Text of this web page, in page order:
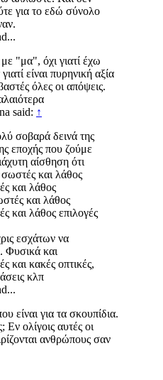
για το εδώ σύνολο
"μα", όχι γιατί έχω
είναι πυρηνική αξία
όλες οι απόψεις.
said: ↑
σοβαρά δεινά της
εποχής που ζούμε
αίσθηση ότι
και λάθος
και λάθος
και λάθος
και λάθος επιλογές
εσχάτων να
και
και κακές οπτικές,
κλπ
είναι για τα σκουπίδια.
Εν ολίγοις αυτές οι
ανθρώπους σαν